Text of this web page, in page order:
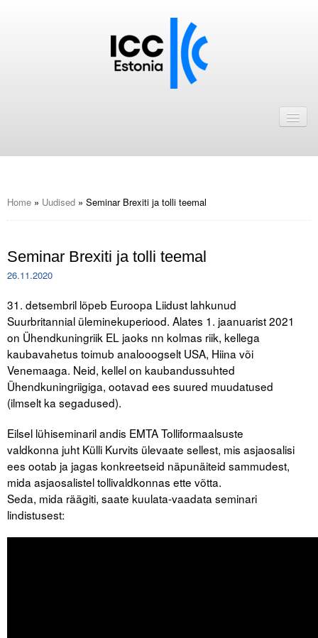
ICC Eesti liikmebaas
Astu ICC Eesti liikmeks!
ICC Eesti
Tegevused
Publikatsioonid
Arvamus
Viidad
ICC WBO
ICC komisjonid
Home » Uudised » Seminar Brexiti ja tolli teemal
Seminar Brexiti ja tolli teemal
26.11.2020
31. detsembril lõpeb Euroopa Liidust lahkunud
Suurbritannial üleminekuperiood. Alates 1. jaanuarist 2021
on Ühendkuningriik EL jaoks nn kolmas riik, kellega
kaubavahetus toimub analooogselt USA, Hiina või
Venemaaga. Neid, kellel on kaubandussuhted
Ühendkuningriigiga, ootavad ees suured muudatused
(ilmselt ka segadused).
Eilsel lühiseminaril andis EMTA Tolliformaalsuste
valdkonna juht Külli Kurvits ülevaate sellest, mis asjaosalisi
ees ootab ja jagas konkreetseid näpunäiteid sammudest,
mida asjaosalistel tollivaldkonnas ette võtta.
Seda, mida räägiti, saate kuulata-vaadata seminari
lindistusest: